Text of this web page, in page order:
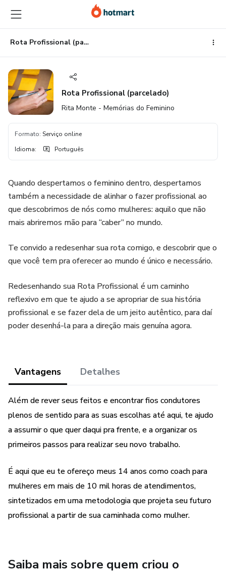
para
o
conteúdo
principal
para
o
pagamento
para
o
rodapé
Rota Profissional (parcelado)
Rota Profissional (parcelado)
Rita Monte - Memórias do Feminino
Formato: Serviço online
Idioma: Português
Quando despertamos o feminino dentro, despertamos
também a necessidade de alinhar o fazer profissional ao
que descobrimos de nós como mulheres: aquilo que não
mais abriremos mão para “caber” no mundo.
Te convido a redesenhar sua rota comigo, e descobrir que o
que você tem pra oferecer ao mundo é único e necessário.
Redesenhando sua Rota Profissional é um caminho
reflexivo em que te ajudo a se apropriar de sua história
profissional e se fazer dela de um jeito autêntico, para daí
poder desenhá-la para a direção mais genuína agora.
Vantagens Detalhes
Além de rever seus feitos e encontrar fios condutores
plenos de sentido para as suas escolhas até aqui, te ajudo
a assumir o que quer daqui pra frente, e a organizar os
primeiros passos para realizar seu novo trabalho.
É aqui que eu te ofereço meus 14 anos como coach para
mulheres em mais de 10 mil horas de atendimentos,
sintetizados em uma metodologia que projeta seu futuro
profissional a partir de sua caminhada como mulher.
Saiba mais sobre quem criou o